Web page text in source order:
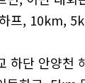
프, 10km,
하단 안양